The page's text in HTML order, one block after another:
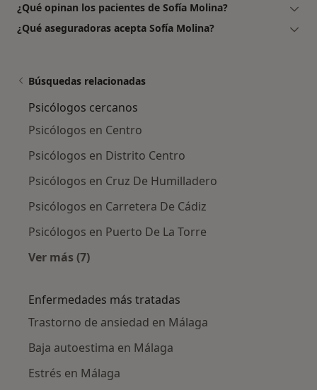
¿Qué opinan los pacientes de Sofía Molina?
¿Qué aseguradoras acepta Sofía Molina?
Búsquedas relacionadas
Psicólogos cercanos
Psicólogos en Centro
Psicólogos en Distrito Centro
Psicólogos en Cruz De Humilladero
Psicólogos en Carretera De Cádiz
Psicólogos en Puerto De La Torre
Ver más (7)
Enfermedades más tratadas
Trastorno de ansiedad en Málaga
Baja autoestima en Málaga
Estrés en Málaga